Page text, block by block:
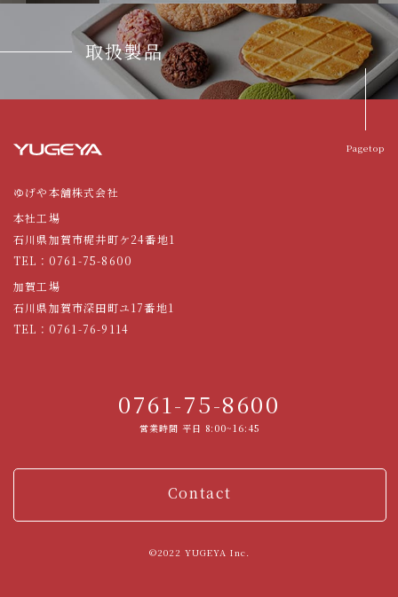
取扱製品
Pagetop
ゆげや本舗株式会社
本社工場
石川県加賀市梶井町ケ24番地1
TEL： 0761-75-8600
加賀工場
石川県加賀市深田町ユ17番地1
TEL： 0761-76-9114
0761-75-8600
営業時間 平日 8:00~16:45
Contact
©2022 YUGEYA Inc.